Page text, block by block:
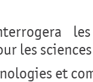
les
et